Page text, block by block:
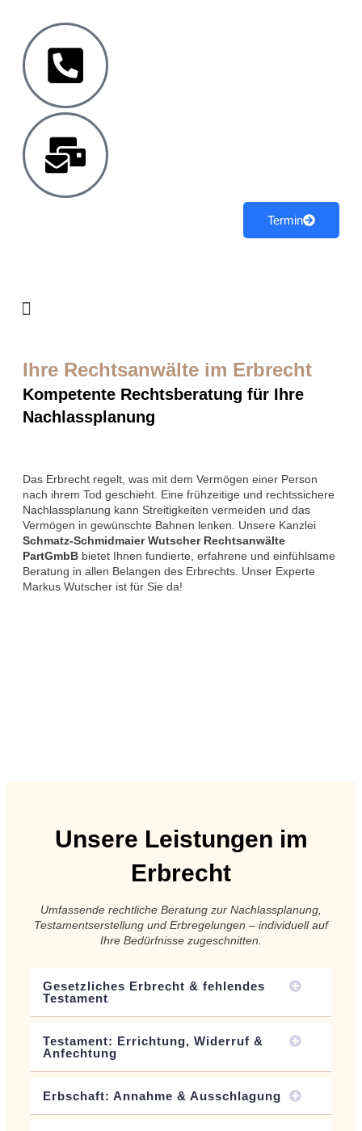
Termin
Ihre Rechtsanwälte im Erbrecht
Kompetente Rechtsberatung für Ihre
Nachlassplanung
Das Erbrecht regelt, was mit dem Vermögen einer Person
nach ihrem Tod geschieht. Eine frühzeitige und rechtssichere
Nachlassplanung kann Streitigkeiten vermeiden und das
Vermögen in gewünschte Bahnen lenken. Unsere Kanzlei
Schmatz-Schmidmaier Wutscher Rechtsanwälte
PartGmbB bietet Ihnen fundierte, erfahrene und einfühlsame
Beratung in allen Belangen des Erbrechts. Unser Experte
Markus Wutscher ist für Sie da!
Unsere Leistungen im
Erbrecht
Umfassende rechtliche Beratung zur Nachlassplanung,
Testamentserstellung und Erbregelungen – individuell auf
Ihre Bedürfnisse zugeschnitten.
Gesetzliches Erbrecht & fehlendes
Testament
Testament: Errichtung, Widerruf &
Anfechtung
Erbschaft: Annahme & Ausschlagung